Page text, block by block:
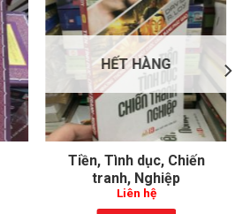
HẾT HÀNG
Tiền, Tình dục, Chiến
tranh, Nghiệp
Liên hệ